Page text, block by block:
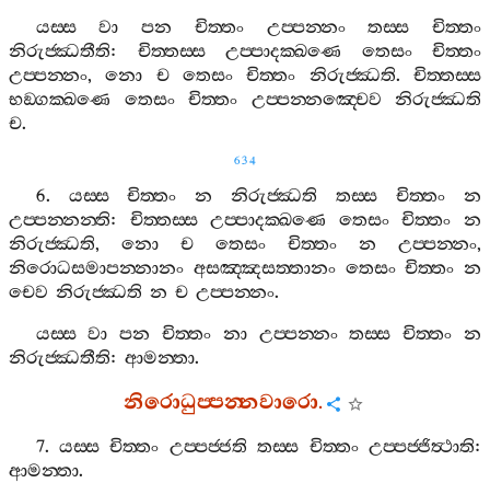
යස‍්ස
වා පන චිත‍්තං උප‍්පන‍්නං තස‍්ස
චිත‍්තං
නිරුජ‍්ඣතීති: චිත‍්තස‍්ස උප‍්පාදක‍්ඛණෙ තෙසං
චිත‍්තං
උප‍්පන‍්නං,නො ච තෙසං චිත‍්තං නිරුජ‍්ඣති.චිත‍්තස‍්ස
භඞ‍්ගක‍්ඛණෙ
තෙසං චිත‍්තං උප‍්පන‍්නඤ‍්චෙව
නිරුජ‍්ඣති
ච.
634
6. යස‍්ස චිත‍්තං න නිරුජ‍්ඣති තස‍්ස චිත‍්තං
න
උප‍්පන‍්නන‍්ති: චිත‍්තස‍්ස උප‍්පාදක‍්ඛණෙ තෙසං චිත‍්තං
න
නිරුජ‍්ඣති, නො ච තෙසං චිත‍්තං න උප‍්පන‍්නං,
නිරොධසමාපන‍්නානං අසඤ‍්ඤසත‍්තානං තෙසං චිත‍්තං න
චෙව නිරුජ‍්ඣති න ච උප‍්පන‍්නං.
යස‍්ස වා පන චිත‍්තං නා උප‍්පන‍්නං තස‍්ස චිත‍්තං න
නිරුජ‍්ඣතීති: ආමන‍්තා.
නිරොධුප‍්පන‍්නවාරො.
7.යස‍්ස චිත‍්තං උප‍්පජ‍්ජති තස‍්ස චිත‍්තං උප‍්පජ‍්ජිත්‍ථාති:
ආමන‍්තා.